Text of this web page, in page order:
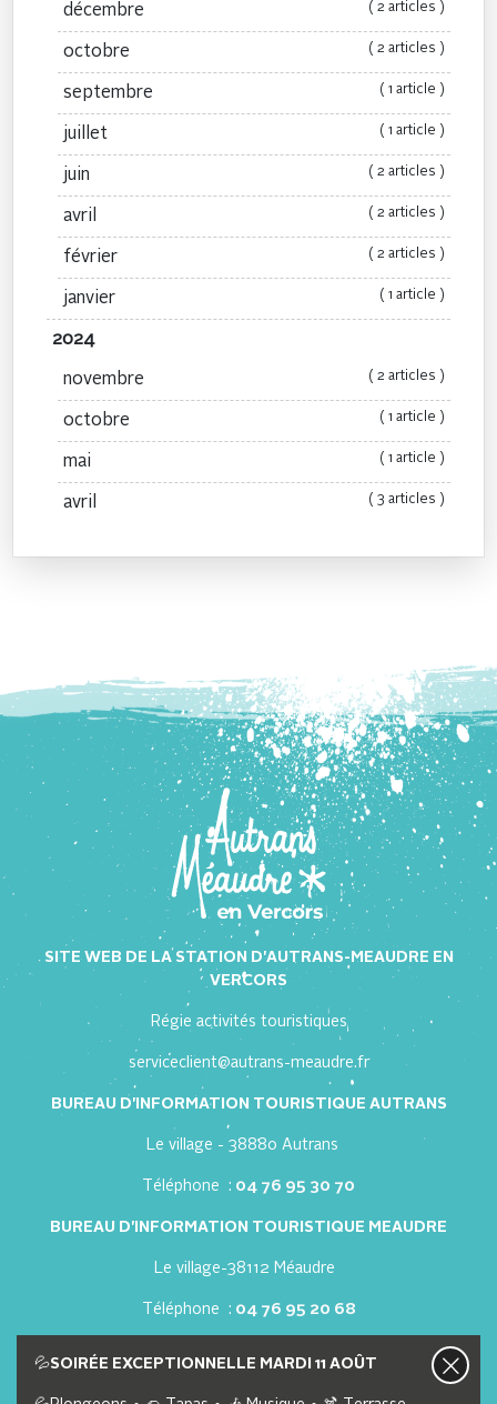
décembre ( 2 articles )
octobre ( 2 articles )
septembre ( 1 article )
juillet ( 1 article )
juin ( 2 articles )
avril ( 2 articles )
février ( 2 articles )
janvier ( 1 article )
2024
novembre ( 2 articles )
octobre ( 1 article )
mai ( 1 article )
avril ( 3 articles )
SITE WEB DE LA STATION D'AUTRANS-MEAUDRE EN
VERCORS
Régie activités touristiques
serviceclient@autrans-meaudre.fr
BUREAU D'INFORMATION TOURISTIQUE AUTRANS
Le village - 38880 Autrans
Téléphone : 04 76 95 30 70
BUREAU D'INFORMATION TOURISTIQUE MEAUDRE
Le village-38112 Méaudre
Téléphone : 04 76 95 20 68
Nous contacter Nos offres d'emploi
💦SOIRÉE EXCEPTIONNELLE MARDI 11 AOÛT